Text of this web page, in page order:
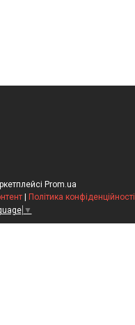
Prom.ua
Політика конфіденційності
▼